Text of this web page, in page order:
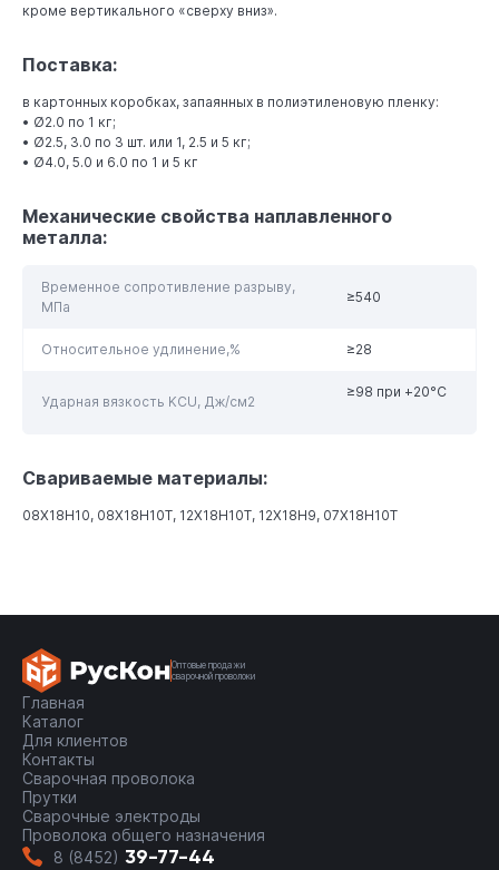
кроме вертикального «сверху вниз».
Поставка:
в картонных коробках, запаянных в полиэтиленовую пленку:
• Ø2.0 по 1 кг;
• Ø2.5, 3.0 по 3 шт. или 1, 2.5 и 5 кг;
• Ø4.0, 5.0 и 6.0 по 1 и 5 кг
Механические свойства наплавленного
металла:
Временное сопротивление разрыву,
МПа
≥540
Относительное удлинение,% ≥28
Ударная вязкость KCU, Дж/см2
≥98 при +20°С
Свариваемые материалы:
08Х18Н10, 08Х18Н10Т, 12Х18Н10Т, 12Х18Н9, 07Х18Н10Т
Оптовые продажи
сварочной проволоки
Главная
Каталог
Для клиентов
Контакты
Сварочная проволока
Прутки
Сварочные электроды
Проволока общего назначения
8 (8452) 39-77-44